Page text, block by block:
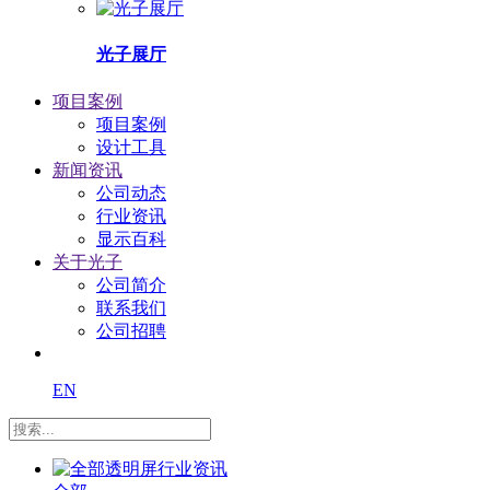
光子展厅
项目案例
项目案例
设计工具
新闻资讯
公司动态
行业资讯
显示百科
关于光子
公司简介
联系我们
公司招聘
EN